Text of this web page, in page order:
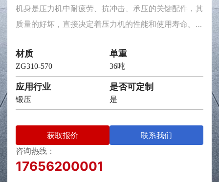
机身是压力机中耐疲劳、抗冲击、承压的关键配件，其
质量的好坏，直接决定着压力机的性能和使用寿命。同
全部工作载荷，其承载能力、变形大小及其动态性能将
直接影响到所加工产品精度及模具的使用寿命。
材质
ZG310-570
单重
36吨
应用行业
锻压
是否可定制
是
获取报价
联系我们
咨询热线：
17656200001